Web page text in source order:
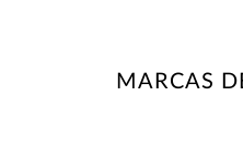
MARCAS